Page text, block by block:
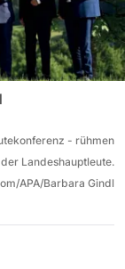
- rühmen
Landeshauptleute.
APA/Barbara Gindl